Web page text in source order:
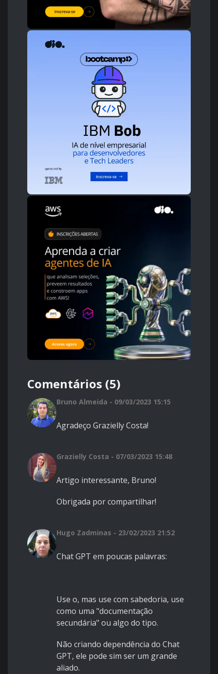
Comentários (5)
Bruno Almeida - 09/03/2023 15:15
Agradeço Grazielly Costa!
Grazielly Costa - 07/03/2023 15:48
Artigo interessante, Bruno!
Obrigada por compartilhar!
Hugo Zadminas - 23/02/2023 21:52
Chat GPT em poucas palavras:
Use o, mas use com sabedoria, use
como uma "documentação
secundária" ou algo do tipo.
Não criando dependência do Chat
GPT, ele pode sim ser um grande
aliado.